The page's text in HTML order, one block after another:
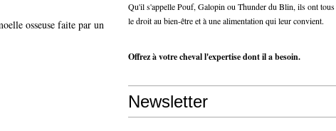
osseuse faite par un
Qu'il s'appelle Pouf, Galopin ou Thunder du Blin, ils ont tous
le droit au bien-être et à une alimentation qui leur convient.
Offrez à votre cheval l'expertise dont il a besoin.
Newsletter